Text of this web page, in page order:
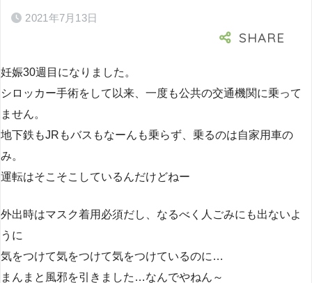
2021年7月13日
妊娠30週目になりました。
シロッカー手術をして以来、一度も公共の交通機関に乗って
ません。
地下鉄もJRもバスもなーんも乗らず、乗るのは自家用車の
み。
運転はそこそこしているんだけどねー
外出時はマスク着用必須だし、なるべく人ごみにも出ないよ
うに
気をつけて気をつけて気をつけているのに…
まんまと風邪を引きました…なんでやねん～